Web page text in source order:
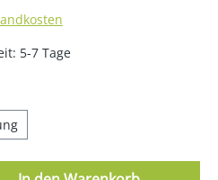
5-7 Tage
den gewünschten